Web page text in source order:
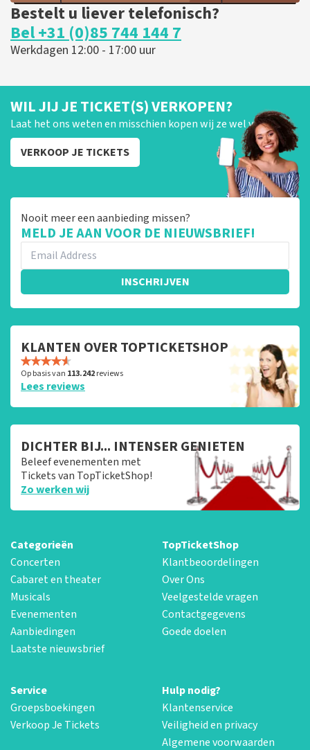
Bestelt u liever telefonisch?
Bel +31 (0)85 744 144 7
Werkdagen 12:00 - 17:00 uur
WIL JIJ JE TICKET(S) VERKOPEN?
Laat het ons weten en misschien kopen wij ze wel van je!
VERKOOP JE TICKETS
Nooit meer een aanbieding missen?
MELD JE AAN VOOR DE NIEUWSBRIEF!
INSCHRIJVEN
KLANTEN OVER TOPTICKETSHOP
Op basis van 113.242reviews
Lees reviews
DICHTER BIJ... INTENSER GENIETEN
Beleef evenementen met
Tickets van TopTicketShop!
Zo werken wij
Categorieën
Concerten
Cabaret en theater
Musicals
Evenementen
Aanbiedingen
Laatste nieuwsbrief
TopTicketShop
Klantbeoordelingen
Over Ons
Veelgestelde vragen
Contactgegevens
Goede doelen
Service
Groepsboekingen
Verkoop Je Tickets
Hulp nodig?
Klantenservice
Veiligheid en privacy
Algemene voorwaarden